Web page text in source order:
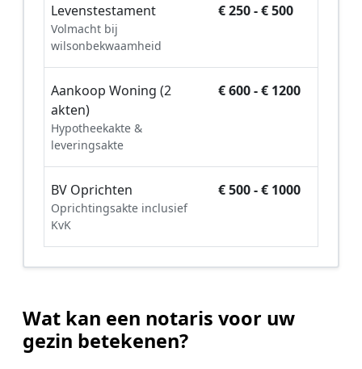
Levenstestament
Volmacht bij
wilsonbekwaamheid
€ 250 - € 500
Aankoop Woning (2
akten)
Hypotheekakte &
leveringsakte
€ 600 - € 1200
BV Oprichten
Oprichtingsakte inclusief
KvK
€ 500 - € 1000
Wat kan een notaris voor uw
gezin betekenen?